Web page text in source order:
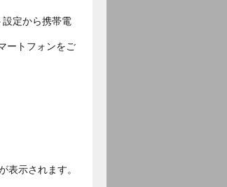
定から携帯電
ートフォンをご
示されます。